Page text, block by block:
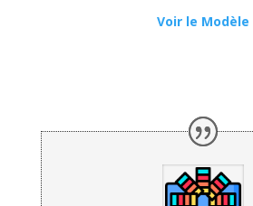
Voir le Modèle